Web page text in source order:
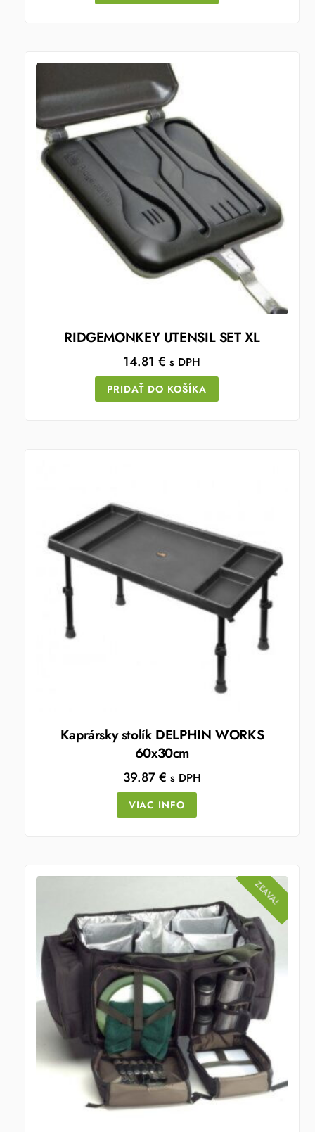
RIDGEMONKEY UTENSIL SET XL
14.81€ s DPH
PRIDAŤ DO KOŠÍKA
Kaprársky stolík DELPHIN WORKS
60x30cm
39.87€ s DPH
VIAC INFO
ZĽAVA!